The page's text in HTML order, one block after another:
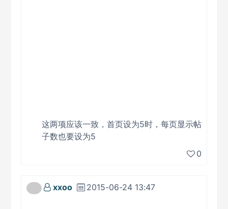
这两项应该一致，首页设为5时，每页显示帖
子数也要设为5
0
xxoo 2015-06-24 13:47